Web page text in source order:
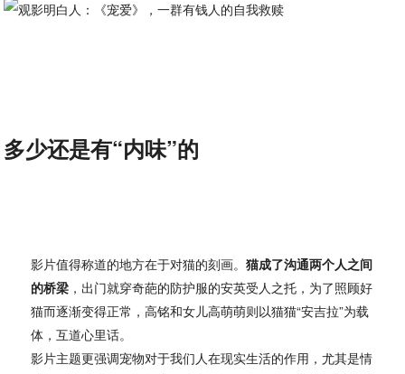
多少还是有“内味”的
影片值得称道的地方在于对猫的刻画。猫成了沟通两个人之间
的桥梁 ，出门就穿奇葩的防护服的安英受人之托，为了照顾好
猫而逐渐变得正常，高铭和女儿高萌萌则以猫猫“安吉拉”为载
体，互道心里话。
影片主题更强调宠物对于我们人在现实生活的作用，尤其是情